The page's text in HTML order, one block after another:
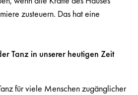
zusteuern. Das hat eine
Tanz in unserer heutigen Zeit
für viele Menschen zugänglicher